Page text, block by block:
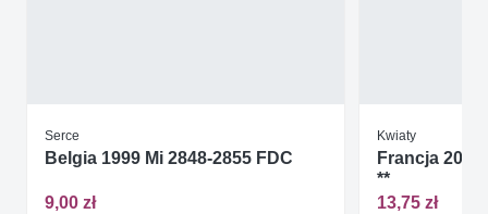
Serce
Belgia 1999 Mi 2848-2855 FDC
9,00 zł
Kwiaty
Francja 2001
**
13,75 zł